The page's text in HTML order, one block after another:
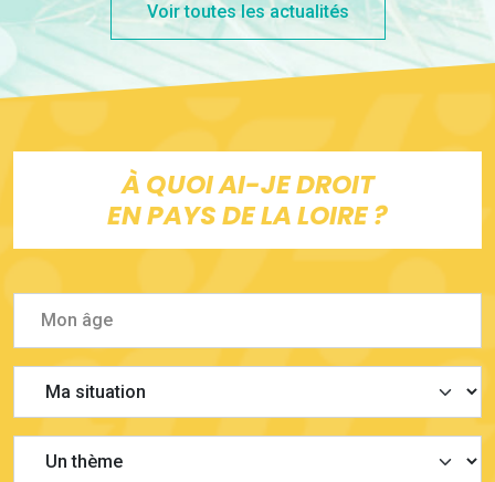
Voir toutes les actualités
À QUOI AI-JE DROIT
EN PAYS DE LA LOIRE ?